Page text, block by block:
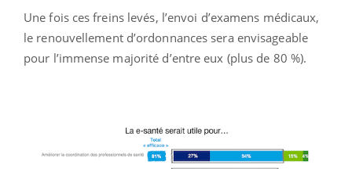
Une fois ces freins levés, l’envoi d’examens médicaux,
le renouvellement d’ordonnances sera envisageable
pour l’immense majorité d’entre eux (plus de 80 %).